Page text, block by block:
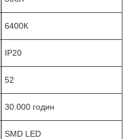
6400К
ІР20
52
30.000 годин
SMD LED